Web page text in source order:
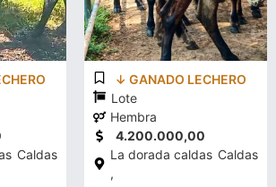
Caldas
↓ GANADO LECHERO
Lote
Hembra
4.200.000,00
La dorada caldas
,
Caldas